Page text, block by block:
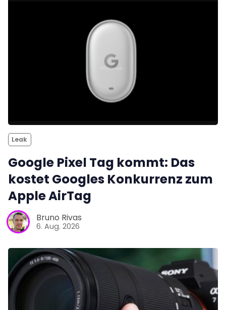
Leak
Google Pixel Tag kommt: Das
kostet Googles Konkurrenz zum
Apple AirTag
Bruno Rivas
6. Aug. 2026